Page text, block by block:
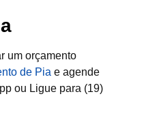
um orçamento
de Pia e agende
ou Ligue para (19)